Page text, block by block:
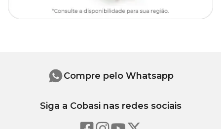
Extrato Etéreo (mín.)
60
6%
Matéria Mineral (máx.) 55 g/kg
Cálcio (mín.)
200
0,02%
Compre pelo Whatsapp
Siga a Cobasi nas redes sociais